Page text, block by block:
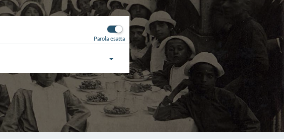
Parola esatta